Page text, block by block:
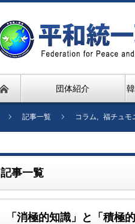
団体紹介
記事一覧 コラム, 福チュモ
記事一覧
「消極的知識」と「積極